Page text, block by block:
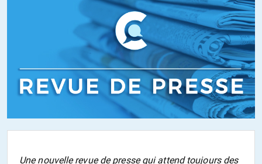
Une nouvelle revue de presse qui attend toujours des